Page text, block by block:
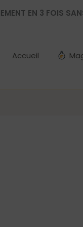
EN 3 FOIS
Accueil